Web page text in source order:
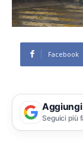
Facebook
Seguici più